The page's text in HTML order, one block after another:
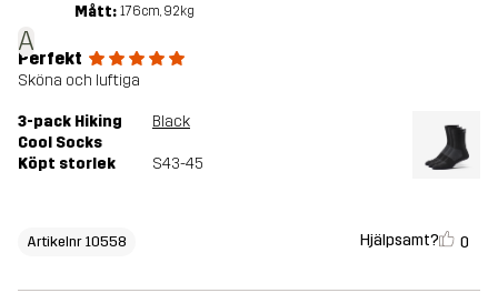
A
Mått: 176cm, 92kg
Perfekt
Sköna och luftiga
3-pack Hiking
Cool Socks
Black
Köpt storlek S43-45
Artikelnr 10558 Hjälpsamt? 0